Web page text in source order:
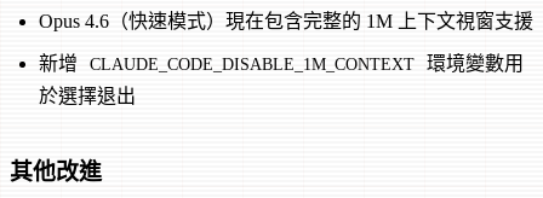
Opus 4.6（快速模式）現在包含完整的 1M 上下文視窗支援
新增 CLAUDE_CODE_DISABLE_1M_CONTEXT
環境變數用
於選擇退出
其他改進